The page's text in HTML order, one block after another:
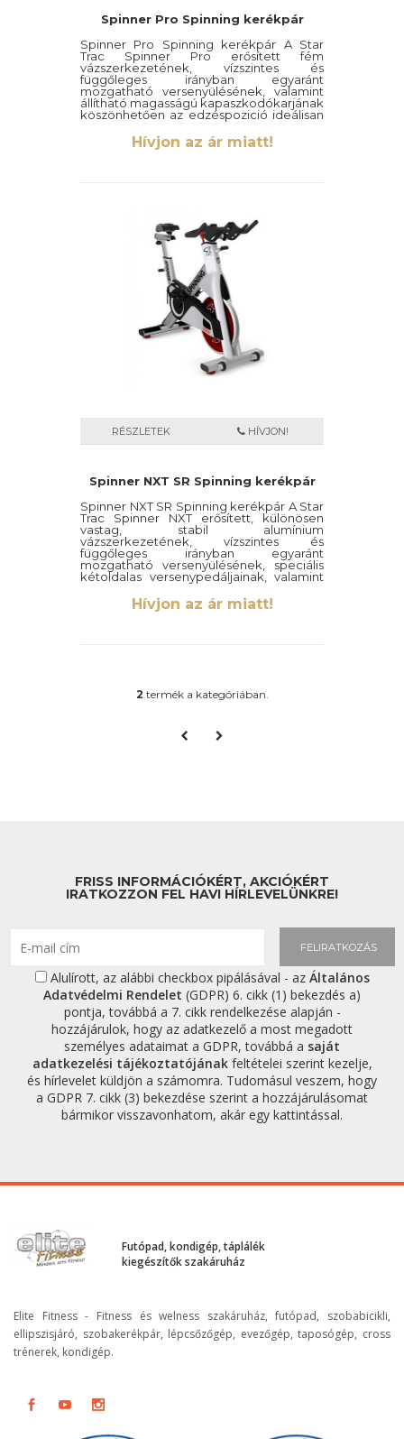
Spinner Pro Spinning kerékpár
Spinner Pro Spinning kerékpár A Star
Trac Spinner Pro erősített fém
vázszerkezetének, vízszintes és
függőleges irányban egyaránt
mozgatható versenyülésének, valamint
állítható magasságú kapaszkodókarjának
köszönhetően az edzéspozició ideálisan
Hívjon az ár miatt!
RÉSZLETEK HÍVJON!
Spinner NXT SR Spinning kerékpár
Spinner NXT SR Spinning kerékpár A Star
Trac Spinner NXT erősített, különösen
vastag, stabil alumínium
vázszerkezetének, vízszintes és
függőleges irányban egyaránt
mozgatható versenyülésének, speciális
kétoldalas versenypedáljainak, valamint
Hívjon az ár miatt!
2 termék a kategóriában.
FRISS INFORMÁCIÓKÉRT, AKCIÓKÉRT
IRATKOZZON FEL HAVI HÍRLEVELÜNKRE!
FELIRATKOZÁS
Alulírott, az alábbi checkbox pipálásával - az Általános
Adatvédelmi Rendelet (GDPR) 6. cikk (1) bekezdés a)
pontja, továbbá a 7. cikk rendelkezése alapján -
hozzájárulok, hogy az adatkezelő a most megadott
személyes adataimat a GDPR, továbbá a saját
adatkezelési tájékoztatójánakfeltételei szerint kezelje,
és hírlevelet küldjön a számomra. Tudomásul veszem, hogy
a GDPR 7. cikk (3) bekezdése szerint a hozzájárulásomat
bármikor visszavonhatom, akár egy kattintással.
Futópad, kondigép, táplálék
kiegészítők szakáruház
Elite Fitness - Fitness és welness szakáruház, futópad, szobabicikli,
ellipszisjáró, szobakerékpár, lépcsőzőgép, evezőgép, taposógép, cross
trénerek, kondigép.